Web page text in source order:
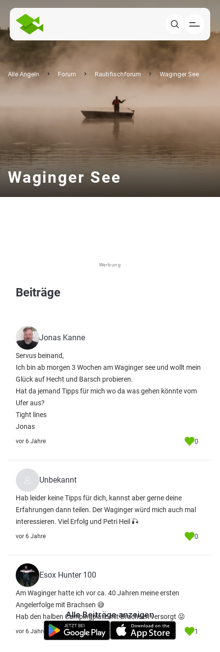
Alle Angeln Forum Raubfischforum Waginger See
Waginger See
Werbung
Beiträge
Jonas Kanne
Servus beinand,
Ich bin ab morgen 3 Wochen am Waginger see und wollt mein
Glück auf Hecht und Barsch probieren.
Hat da jemand Tipps für mich wo da was gehen könnte vom
Ufer aus?
Tight lines
Jonas
vor 6 Jahre 0
Unbekannt
Hab leider keine Tipps für dich, kannst aber gerne deine
Erfahrungen dann teilen. Der Waginger würd mich auch mal
interessieren. Viel Erfolg und Petri Heil 🎣
vor 6 Jahre 0
Esox Hunter 100
Am Waginger hatte ich vor ca. 40 Jahren meine ersten
Angelerfolge mit Brachsen 😅
Hab den halben Campingplatz mit Brachsen versorgt 😜
vor 6 Jahre 1
Alle Beiträge anzeigen